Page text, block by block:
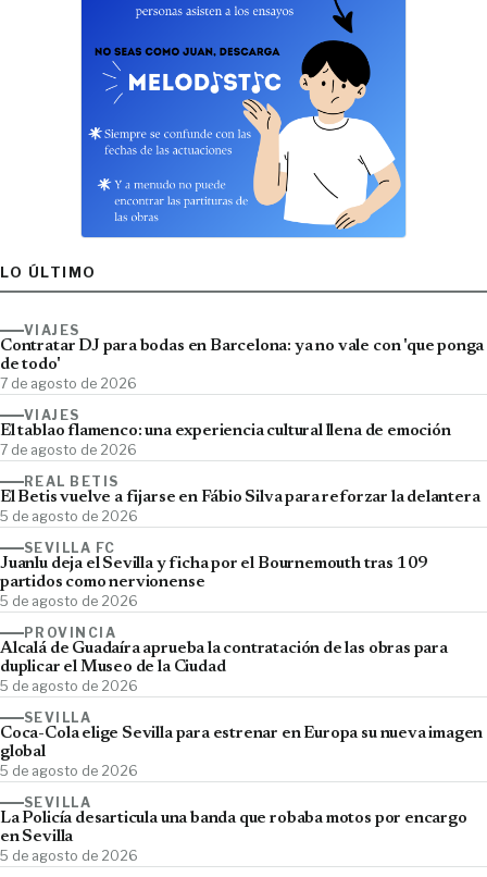
LO ÚLTIMO
VIAJES
Contratar DJ para bodas en Barcelona: ya no vale con 'que ponga
de todo'
7 de agosto de 2026
VIAJES
El tablao flamenco: una experiencia cultural llena de emoción
7 de agosto de 2026
REAL BETIS
El Betis vuelve a fijarse en Fábio Silva para reforzar la delantera
5 de agosto de 2026
SEVILLA FC
Juanlu deja el Sevilla y ficha por el Bournemouth tras 109
partidos como nervionense
5 de agosto de 2026
PROVINCIA
Alcalá de Guadaíra aprueba la contratación de las obras para
duplicar el Museo de la Ciudad
5 de agosto de 2026
SEVILLA
Coca-Cola elige Sevilla para estrenar en Europa su nueva imagen
global
5 de agosto de 2026
SEVILLA
La Policía desarticula una banda que robaba motos por encargo
en Sevilla
5 de agosto de 2026